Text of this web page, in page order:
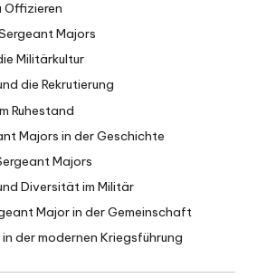
Offizieren
Majors
Militärkultur
die Rekrutierung
Ruhestand
Majors in der Geschichte
Majors
Diversität im Militär
Major in der Gemeinschaft
der modernen Kriegsführung